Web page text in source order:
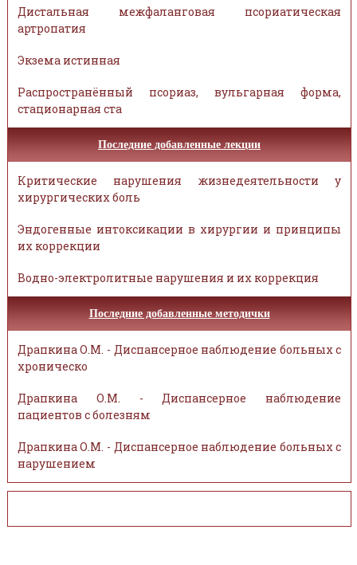
Дистальная межфаланговая псориатическая
артропатия
Экзема истинная
Распространённый псориаз, вульгарная форма,
стационарная ста
Последние добавленные лекции
Критические нарушения жизнедеятельности у
хирургических боль
Эндогенные интоксикации в хирургии и принципы
их коррекции
Водно-электролитные нарушения и их коррекция
Последние добавленные методички
Драпкина О.М. - Диспансерное наблюдение больных с
хроническо
Драпкина О.М. - Диспансерное наблюдение
пациентов с болезням
Драпкина О.М. - Диспансерное наблюдение больных с
нарушением